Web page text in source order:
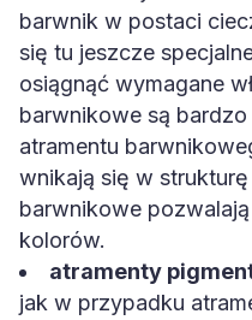
barwnik w postaci
się tu jeszcze
osiągnąć wymagane
barwnikowe są
atramentu
wnikają się w
barwnikowe
kolorów.
atramenty
jak w przypadku